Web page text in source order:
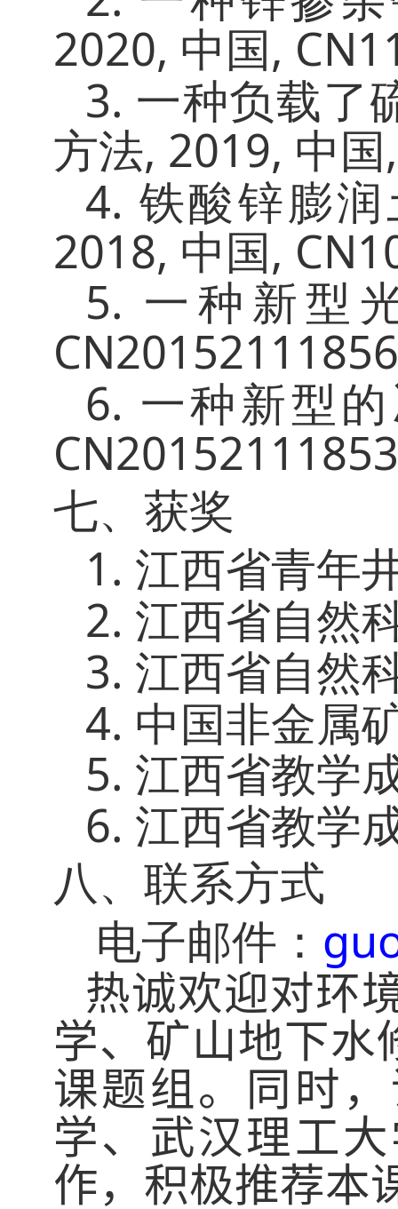
2020, 中国 ,
3. 一种负载了
方法, 2019, 中国
4. 铁酸锌膨
2018, 中国,
5. 一种新型
6. 一种新型
七、获奖
1. 江西省青年
2. 江西省自然
3. 江西省自然
4. 中国非金属
5. 江西省教学
6. 江西省教学
八、联系方式
电子邮件：
热诚欢迎对环
学、矿山地下水
课题组。同时
学、武汉理工
作，积极推荐本